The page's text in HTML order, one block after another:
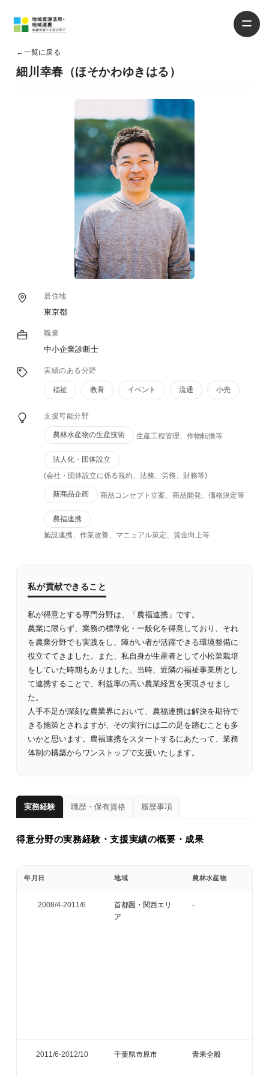
← 一覧に戻る
細川幸春（ほそかわゆきはる）
居住地
東京都
職業
中小企業診断士
実績のある分野
福祉 教育 イベント 流通 小売
支援可能分野
農林⽔産物の⽣産技術 ⽣産工程管理、作物転換等
法人化・団体設⽴
(会社・団体設立に係る規約、法務、労務、財務等)
新商品企画 商品コンセプト立案、商品開発、価格決定等
農福連携
施設連携、作業改善、マニュアル策定、賃⾦向上等
私が貢献できること
私が得意とする専門分野は、「農福連携」です。
農業に限らず、業務の標準化・一般化を得意しており、それ
を農業分野でも実践をし、障がい者が活躍できる環境整備に
役立ててきました。また、私自身が生産者として小松菜栽培
をしていた時期もありました。当時、近隣の福祉事業所とし
て連携することで、利益率の高い農業経営を実現させまし
た。
人手不足が深刻な農業界において、農福連携は解決を期待で
きる施策とされますが、その実行には二の足を踏むことも多
いかと思います。農福連携をスタートするにあたって、業務
体制の構築からワンストップで支援いたします。
実務経験 職歴・保有資格 履歴事項
得意分野の実務経験・支援実績の概要・成果
年月日 地域 農林水産物
2008/4-2011/6
首都圏・関西エリ
ア
-
2011/6-2012/10 千葉県市原市 青果全般